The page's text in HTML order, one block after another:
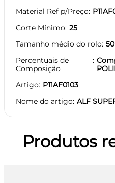
Material Ref p/Preço
Corte Mínimo 25
Tamanho médio do rolo 50
Percentuais de
Composição
Artigo P11AF0103
Nome do artigo ALF
Produtos